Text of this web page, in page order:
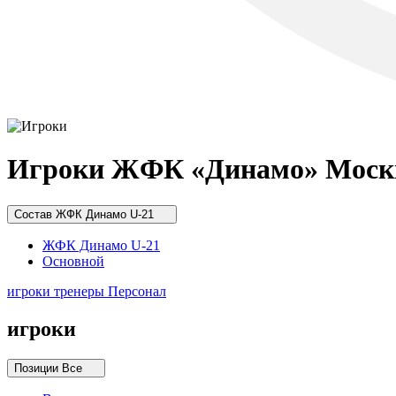
Игроки ЖФК «Динамо»
Состав ЖФК Динамо U-21
ЖФК Динамо U-21
Основной
игроки тренеры Персонал
игроки
Позиции Все